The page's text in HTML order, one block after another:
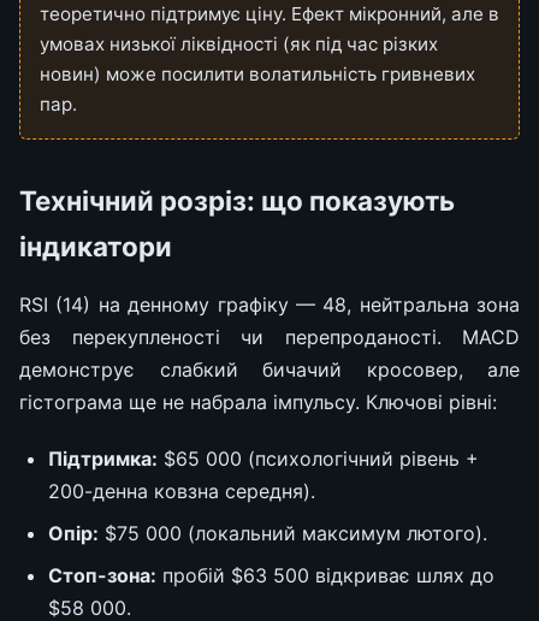
теоретично підтримує ціну. Ефект мікронний, але в
умовах низької ліквідності (як під час різких
новин) може посилити волатильність гривневих
пар.
Технічний розріз: що показують
індикатори
RSI (14) на денному графіку — 48, нейтральна зона
без перекупленості чи перепроданості. MACD
демонструє слабкий бичачий кросовер, але
гістограма ще не набрала імпульсу. Ключові рівні:
Підтримка: $65 000 (психологічний рівень +
200-денна ковзна середня).
Опір: $75 000 (локальний максимум лютого).
Стоп-зона: пробій $63 500 відкриває шлях до
$58 000.